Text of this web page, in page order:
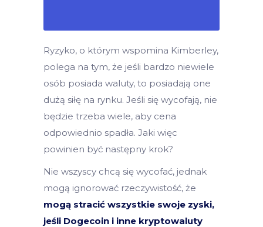
Ryzyko, o którym wspomina Kimberley,
polega na tym, że jeśli bardzo niewiele
osób posiada waluty, to posiadają one
dużą siłę na rynku. Jeśli się wycofają, nie
będzie trzeba wiele, aby cena
odpowiednio spadła. Jaki więc
powinien być następny krok?
Nie wszyscy chcą się wycofać, jednak
mogą ignorować rzeczywistość, że
mogą stracić wszystkie swoje zyski,
jeśli Dogecoin i inne kryptowaluty